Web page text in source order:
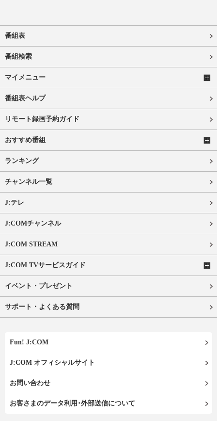
番組表
番組検索
マイメニュー
番組表ヘルプ
リモート録画予約ガイド
おすすめ番組
ランキング
チャンネル一覧
J:テレ
J:COMチャンネル
J:COM STREAM
J:COM TVサービスガイド
イベント・プレゼント
サポート・よくある質問
Fun! J:COM
J:COM オフィシャルサイト
お問い合わせ
お客さまのデータ利用･外部送信について